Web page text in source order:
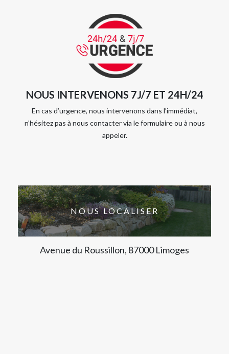
NOUS INTERVENONS 7J/7 ET 24H/24
En cas d’urgence, nous intervenons dans l’immédiat,
n’hésitez pas à nous contacter via le formulaire ou à nous
appeler.
NOUS LOCALISER
Avenue du Roussillon, 87000 Limoges